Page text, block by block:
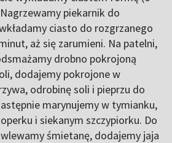
piekarnik do
ciasto do rozgrzanego
aż się zarumieni. Na patelni,
drobno pokrojoną
dodajemy pokrojone w
odrobinę soli i pieprzu do
marynujemy w tymianku,
i siekanym szczypiorku. Do
śmietanę, dodajemy jaja